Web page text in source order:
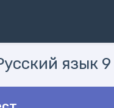
язык 9